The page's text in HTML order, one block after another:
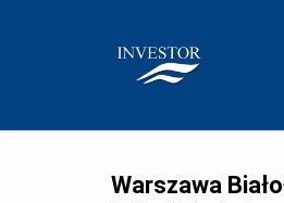
Warszawa